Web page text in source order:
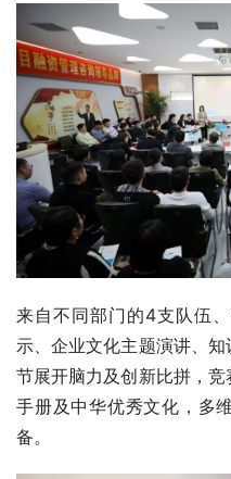
来自不同部门的4支队伍
示、企业文化主题演讲、
节展开脑力及创新比拼，
手册及中华优秀文化，多
备。